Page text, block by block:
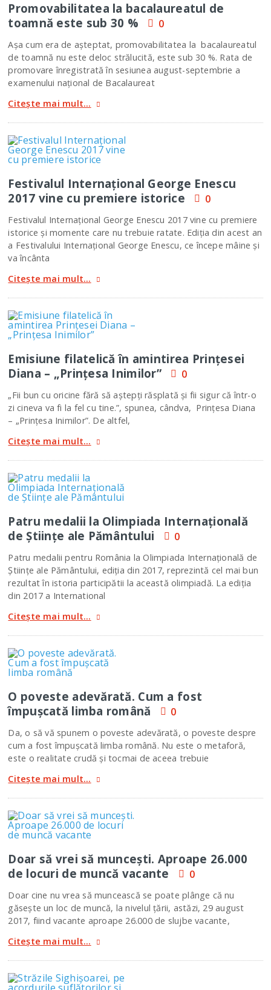
Promovabilitatea la bacalaureatul de
toamnă este sub 30 %
0
Aşa cum era de aşteptat, promovabilitatea la bacalaureatul
de toamnă nu este deloc strălucită, este sub 30 %. Rata de
promovare înregistrată în sesiunea august-septembrie a
examenului naţional de Bacalaureat
Citește mai mult...
Festivalul Internaţional George Enescu
2017 vine cu premiere istorice
0
Festivalul Internaţional George Enescu 2017 vine cu premiere
istorice şi momente care nu trebuie ratate. Ediţia din acest an
a Festivalului Internațional George Enescu, ce începe mâine şi
va încânta
Citește mai mult...
Emisiune filatelică în amintirea Prinţesei
Diana – „Prinţesa Inimilor”
0
„Fii bun cu oricine fără să aştepţi răsplată şi fii sigur că într-o
zi cineva va fi la fel cu tine.”, spunea, cândva, Prinţesa Diana
– „Prinţesa Inimilor”. De altfel,
Citește mai mult...
Patru medalii la Olimpiada Internaţională
de Ştiinţe ale Pământului
0
Patru medalii pentru România la Olimpiada Internaţională de
Ştiinţe ale Pământului, ediţia din 2017, reprezintă cel mai bun
rezultat în istoria participătii la această olimpiadă. La ediţia
din 2017 a International
Citește mai mult...
O poveste adevărată. Cum a fost
împuşcată limba română
0
Da, o să vă spunem o poveste adevărată, o poveste despre
cum a fost împuşcată limba română. Nu este o metaforă,
este o realitate crudă şi tocmai de aceea trebuie
Citește mai mult...
Doar să vrei să munceşti. Aproape 26.000
de locuri de muncă vacante
0
Doar cine nu vrea să muncească se poate plânge că nu
găseşte un loc de muncă, la nivelul ţării, astăzi, 29 august
2017, fiind vacante aproape 26.000 de slujbe vacante,
Citește mai mult...